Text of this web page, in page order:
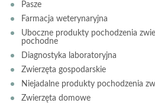
Pasze
Farmacja weterynaryjna
Uboczne produkty pochodzenia
pochodne
Diagnostyka laboratoryjna
Zwierzęta gospodarskie
Niejadalne produkty pochodzenia
Zwierzęta domowe